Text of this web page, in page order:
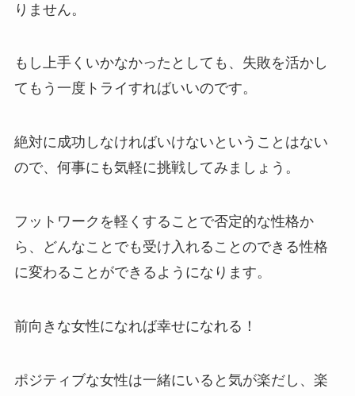
りません。
もし上手くいかなかったとしても、失敗を活かし
てもう一度トライすればいいのです。
絶対に成功しなければいけないということはない
ので、何事にも気軽に挑戦してみましょう。
フットワークを軽くすることで否定的な性格か
ら、どんなことでも受け入れることのできる性格
に変わることができるようになります。
前向きな女性になれば幸せになれる！
ポジティブな女性は一緒にいると気が楽だし、楽